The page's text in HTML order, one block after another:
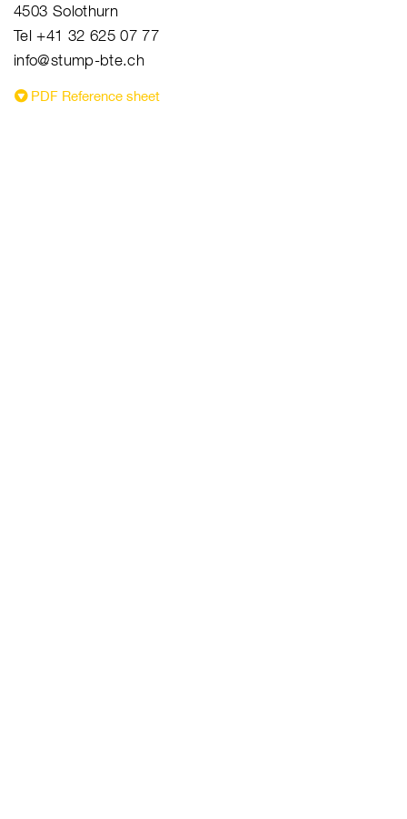
4503 Solothurn
Tel +41 32 625 07 77
info@stump-bte.ch
PDF Reference sheet